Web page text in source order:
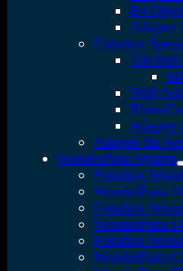
B4
Adapter
Fotodiox
Tilt/Shift
Shift
Adapter
Adapter für
WonderPana System
Fotodiox
WonderPana
Fotodiox
WonderPana
Fotodiox
WonderPana